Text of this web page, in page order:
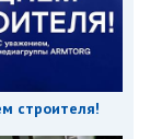
строителя!